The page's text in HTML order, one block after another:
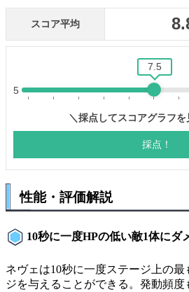
性能・評価解説
10秒に一度HPの低い敵1体にダ
ネヴェは10秒に一度ステージ上の
ジを与えることができる。発動頻度